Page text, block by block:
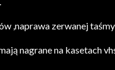
,naprawa zerwanej
nagrane na kasetach